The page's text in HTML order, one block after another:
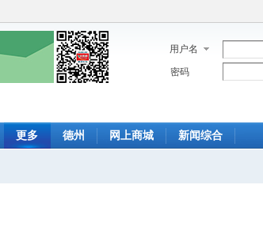
用户名
密码
更多 德州 网上商城 新闻综合